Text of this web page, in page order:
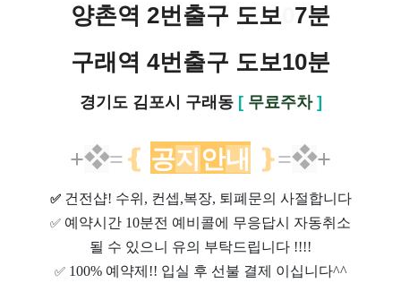
양촌역 2번출구 도보 7분
구래역 4번출구 도보10분
경기도 김포시 구래동 [ 무료주차 ]
+❖=❴ 공지 안내 ❵=❖+
✅ 건전샵! 수위, 컨셉,복장, 퇴폐문의 사절합니다
✅ 예약시간 10분전 예비콜에 무응답시 자동취소
될 수 있으니 유의 부탁드립니다 !!!!
✅ 100% 예약제!! 입실 후 선불 결제 이십니다^^